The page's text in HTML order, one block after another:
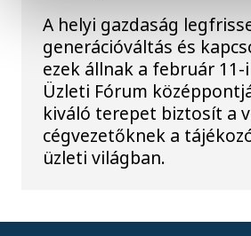
A helyi gazdaság
generációváltás és
ezek állnak a február 11-
Üzleti Fórum
kiváló terepet biztosít a
cégvezetőknek a
üzleti világban.